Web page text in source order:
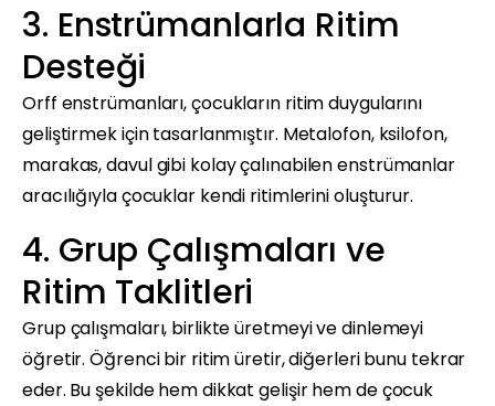
3. Enstrümanlarla Ritim
Desteği
Orff enstrümanları, çocukların ritim duygularını
geliştirmek için tasarlanmıştır. Metalofon, ksilofon,
marakas, davul gibi kolay çalınabilen enstrümanlar
aracılığıyla çocuklar kendi ritimlerini oluşturur.
4. Grup Çalışmaları ve
Ritim Taklitleri
Grup çalışmaları, birlikte üretmeyi ve dinlemeyi
öğretir. Öğrenci bir ritim üretir, diğerleri bunu tekrar
eder. Bu şekilde hem dikkat gelişir hem de çocuk